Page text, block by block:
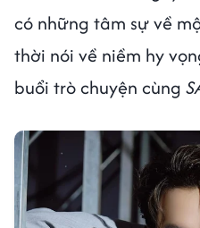
có những tâm sự về
thời nói về niềm hy
buổi trò chuyện cùng